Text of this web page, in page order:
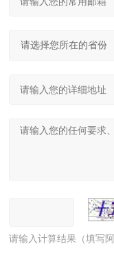
请输入计算结果（填写